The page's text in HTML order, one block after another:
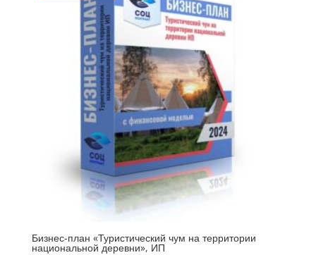
Бизнес-план «Туристический чум на территории
национальной деревни», ИП